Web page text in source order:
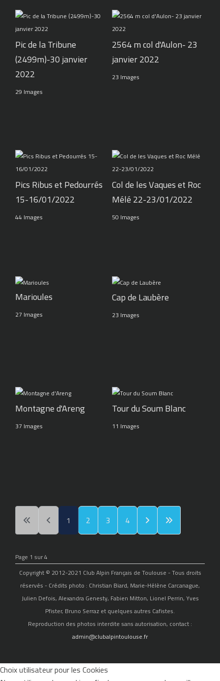
Pic de la Tribune
(2499m)-30 janvier
2022
29 Images
2564 m col d'Aulon- 23
janvier 2022
23 Images
Pics Ribus et Pedourrés
15-16/01/2022
44 Images
Col de les Vaques et Roc
Mélé 22-23/01/2022
50 Images
Marioules
27 Images
Cap de Laubère
23 Images
Montagne d'Areng
37 Images
Tour du Soum Blanc
11 Images
1 2 3 4
Page 1 sur 4
Copyright © 2012-2021 Club Alpin Français de Toulouse - Tous droits
réservés - Crédits photo : Christian Biard, Marie-Hélène Carcanague,
Julien Defois, Alexandra Genesty, Fabien Mitton, Lionel Perrin, Yves
Pfister, Bruno Serraz et quelques autres Cafistes.
Reproduction des photos interdite sans autorisation, contact :
admin@clubalpintoulouse.fr
Choix utilisateur pour les Cookies